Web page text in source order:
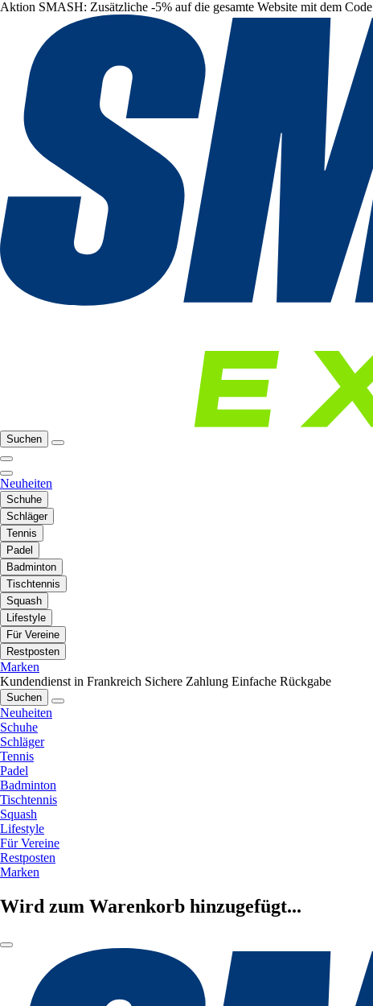
Aktion SMASH: Zusätzliche -5% auf die gesamte Website mit dem Code
Suchen
Neuheiten
Schuhe
Schläger
Tennis
Padel
Badminton
Tischtennis
Squash
Lifestyle
Für Vereine
Restposten
Marken
Kundendienst in Frankreich Sichere Zahlung Einfache Rückgabe
Suchen
Neuheiten
Schuhe
Schläger
Tennis
Padel
Badminton
Tischtennis
Squash
Lifestyle
Für Vereine
Restposten
Marken
Wird zum Warenkorb hinzugefügt...